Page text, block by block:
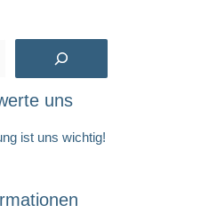
uns
ist uns wichtig!